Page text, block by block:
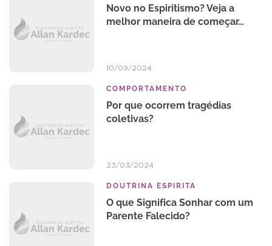
Novo no Espiritismo? Veja a
melhor maneira de começar…
10/09/2024
COMPORTAMENTO
Por que ocorrem tragédias
coletivas?
23/03/2024
DOUTRINA ESPIRITA
O que Significa Sonhar com um
Parente Falecido?